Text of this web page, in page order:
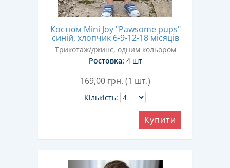
Костюм Mini Joy "Pawsome pups"
синій, хлопчик 6-9-12-18 місяців
Трикотаж/джинс, одним кольором
Ростовка: 4 шт
169,00 грн. (1 шт.)
Кількість:
Купити